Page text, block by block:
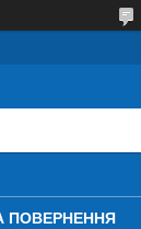
ПОВЕРНЕННЯ